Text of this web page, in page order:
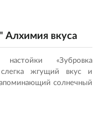
Алхимия вкуса
«Зубровка
жгущий вкус и
солнечный